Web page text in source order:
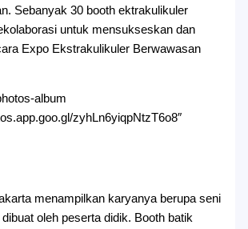
Sebanyak 30 booth ektrakulikuler
untuk mensukseskan dan
Expo Ekstrakulikuler Berwawasan
album
zyhLn6yiqpNtzT6o8″
menampilkan karyanya berupa seni
oleh peserta didik. Booth batik